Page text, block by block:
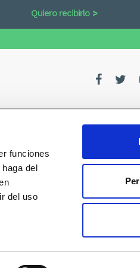
funciones
del
del uso
Quiero recibirlo
la